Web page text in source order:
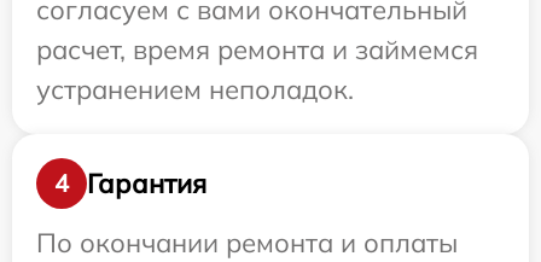
согласуем с вами окончательный
расчет, время ремонта и займемся
устранением неполадок.
4
Гарантия
По окончании ремонта и оплаты